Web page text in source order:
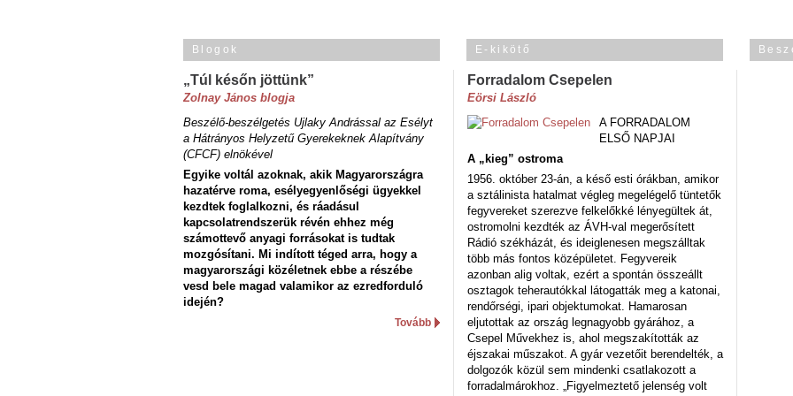
Blogok
„Túl későn jöttünk”
Zolnay János blogja
Beszélő-beszélgetés Ujlaky Andrással az Esélyt
a Hátrányos Helyzetű Gyerekeknek Alapítvány
(CFCF) elnökével
Egyike voltál azoknak, akik Magyarországra
hazatérve roma, esélyegyenlőségi ügyekkel
kezdtek foglalkozni, és ráadásul
kapcsolatrendszerük révén ehhez még
számottevő anyagi forrásokat is tudtak
mozgósítani. Mi indított téged arra, hogy a
magyarországi közéletnek ebbe a részébe
vesd bele magad valamikor az ezredforduló
idején?
Tovább
E-kikötő
Forradalom Csepelen
Eörsi László
A FORRADALOM
ELSŐ NAPJAI
A „kieg” ostroma
1956. október 23-án, a késő esti órákban, amikor
a sztálinista hatalmat végleg megelégelő tüntetők
fegyvereket szerezve felkelőkké lényegültek át,
ostromolni kezdték az ÁVH-val megerősített
Rádió székházát, és ideiglenesen megszálltak
több más fontos középületet. Fegyvereik
azonban alig voltak, ezért a spontán összeállt
osztagok teherautókkal látogatták meg a katonai,
rendőrségi, ipari objektumokat. Hamarosan
eljutottak az ország legnagyobb gyárához, a
Csepel Művekhez is, ahol megszakították az
éjszakai műszakot. A gyár vezetőit berendelték, a
dolgozók közül sem mindenki csatlakozott a
forradalmárokhoz. „Figyelmeztető jelenség volt